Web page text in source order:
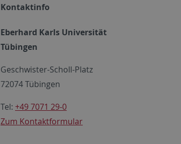
Kontaktinfo
Eberhard Karls Universität
Tübingen
Geschwister-Scholl-Platz
72074 Tübingen
Tel: +49 7071 29-0
Zum Kontaktformular